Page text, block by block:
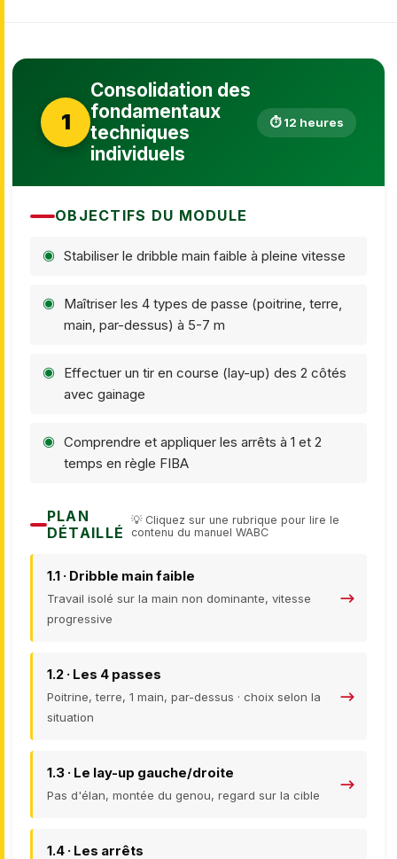
1
Consolidation des
fondamentaux
techniques
individuels
⏱ 12 heures
OBJECTIFS DU MODULE
Stabiliser le dribble main faible à pleine vitesse
Maîtriser les 4 types de passe (poitrine, terre,
main, par-dessus) à 5-7 m
Effectuer un tir en course (lay-up) des 2 côtés
avec gainage
Comprendre et appliquer les arrêts à 1 et 2
temps en règle FIBA
PLAN
DÉTAILLÉ
💡 Cliquez sur une rubrique pour lire le
contenu du manuel WABC
1.1 · Dribble main faible
Travail isolé sur la main non dominante, vitesse
progressive
1.2 · Les 4 passes
Poitrine, terre, 1 main, par-dessus · choix selon la
situation
1.3 · Le lay-up gauche/droite
Pas d'élan, montée du genou, regard sur la cible
1.4 · Les arrêts